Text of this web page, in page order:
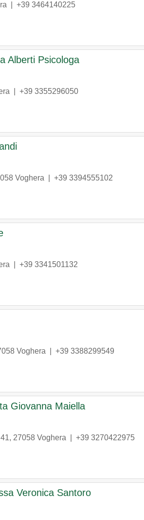
+39 3464140225
Alberti Psicologa
+39 3355296050
Voghera +39 3394555102
+39 3341501132
Voghera +39 3388299549
Giovanna Maiella
, 27058 Voghera +39 3270422975
Veronica Santoro